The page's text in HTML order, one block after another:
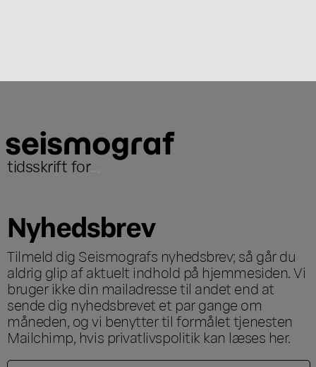
tidsskrift for...
Nyhedsbrev
Tilmeld dig Seismografs nyhedsbrev; så går du
aldrig glip af aktuelt indhold på hjemmesiden. Vi
bruger ikke din mailadresse til andet end at
sende dig nyhedsbrevet et par gange om
måneden, og vi benytter til formålet tjenesten
Mailchimp, hvis privatlivspolitik kan læses her.